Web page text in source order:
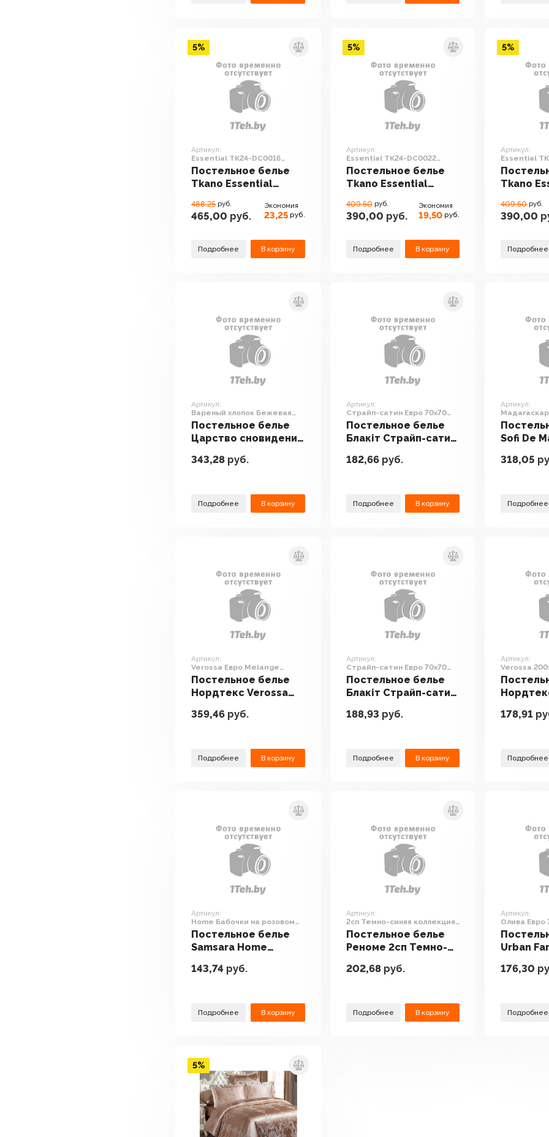
Артикул:
Essential TK24-DC0016
(копченая паприка)
Постельное белье
Tkano Essential
(копченая паприка)
488.25 руб.
465,00 руб.
Экономия
23,25 руб.
Подробнее В корзину
5%
Артикул:
Essential TK24-DC0022
(светло-желтый)
Постельное белье
Tkano Essential
(светло-желтый)
409.50 руб.
390,00 руб.
Экономия
19,50 руб.
Подробнее В корзину
5%
Артикул:
Essential
(бежевый/
Tkano
409.50 руб.
390,00
Подробнее
5%
Артикул:
Вареный хлопок Бежевая
клетка 150-0139 (2-сп, нав.
70x70)
Постельное белье
Царство сновидений
Бежевая клетка 150-
343,28 руб.
Подробнее В корзину
Артикул:
Страйп-сатин Евро 70х70
4239/1 (белый)
Постельное белье
Блакiт Страйп-сатин
(белый)
182,66руб.
Подробнее В корзину
Артикул:
Дет-787
Sofi De
Дет-787
318,05
Подробнее
Артикул:
Verossa Евро Melange
Praline VRM 2515 Praline Д12
23
Постельное белье
Нордтекс Verossa
VRM 2515 Praline Д12
359,46 руб.
Подробнее В корзину
Артикул:
Страйп-сатин Евро 70х70
4252/1 14-4504 (серо-
бирюзовый)
Постельное белье
Блакiт Страйп-сатин
14-4504 (серо-
188,93 руб.
Подробнее В корзину
Артикул:
Verossa
(Melange
(Melange
178,91
Подробнее
Артикул:
Home Бабочки на розовом
Евро Сат220ПоЦ-7
Постельное белье
Samsara Home
Евро Сат220ПоЦ-7
143,74 руб.
Подробнее В корзину
Артикул:
2сп Темно-синяя коллекция
ПП 7445 (сатин)
Постельное белье
Реноме 2сп Темно-
7445 (сатин)
202,68руб.
Подробнее В корзину
Артикул:
Олива Евро
Urban
176,30
Подробнее
5%